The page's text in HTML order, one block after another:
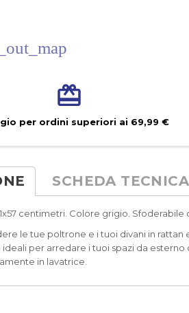
per ordini superiori ai 69,99 €
SCHEDA TECNICA
centimetri. Colore grigio. Sfoderabile
le tue poltrone e i tuoi divani in
per arredare i tuoi spazi da
in lavatrice.